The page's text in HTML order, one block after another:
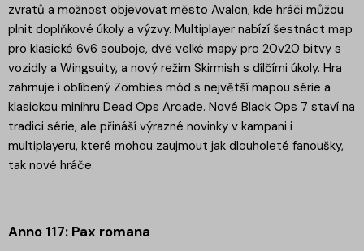
zvratů a možnost objevovat město Avalon, kde hráči můžou
plnit doplňkové úkoly a výzvy. Multiplayer nabízí šestnáct map
pro klasické 6v6 souboje, dvě velké mapy pro 20v20 bitvy s
vozidly a Wingsuity, a nový režim Skirmish s dílčími úkoly. Hra
zahrnuje i oblíbený Zombies mód s největší mapou série a
klasickou minihru Dead Ops Arcade. Nové Black Ops 7 staví na
tradici série, ale přináší výrazné novinky v kampani i
multiplayeru, které mohou zaujmout jak dlouholeté fanoušky,
tak nové hráče.
Anno 117: Pax romana